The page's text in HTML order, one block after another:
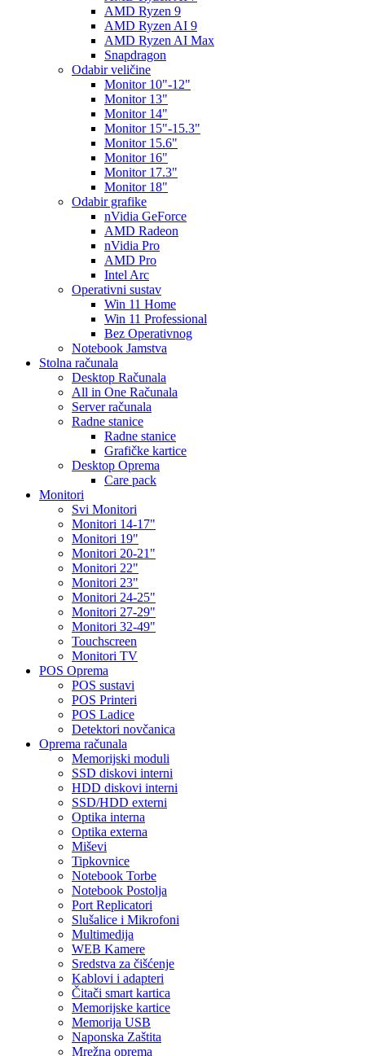
AMD Ryzen 9
AMD Ryzen AI 9
AMD Ryzen AI Max
Snapdragon
Odabir veličine
Monitor 10"-12"
Monitor 13"
Monitor 14"
Monitor 15"-15.3"
Monitor 15.6"
Monitor 16"
Monitor 17.3"
Monitor 18"
Odabir grafike
nVidia GeForce
AMD Radeon
nVidia Pro
AMD Pro
Intel Arc
Operativni sustav
Win 11 Home
Win 11 Professional
Bez Operativnog
Notebook Jamstva
Stolna računala
Desktop Računala
All in One Računala
Server računala
Radne stanice
Radne stanice
Grafičke kartice
Desktop Oprema
Care pack
Monitori
Svi Monitori
Monitori 14-17"
Monitori 19"
Monitori 20-21"
Monitori 22"
Monitori 23"
Monitori 24-25"
Monitori 27-29"
Monitori 32-49"
Touchscreen
Monitori TV
POS Oprema
POS sustavi
POS Printeri
POS Ladice
Detektori novčanica
Oprema računala
Memorijski moduli
SSD diskovi interni
HDD diskovi interni
SSD/HDD externi
Optika interna
Optika externa
Miševi
Tipkovnice
Notebook Torbe
Notebook Postolja
Port Replicatori
Slušalice i Mikrofoni
Multimedija
WEB Kamere
Sredstva za čišćenje
Kablovi i adapteri
Čitači smart kartica
Memorijske kartice
Memorija USB
Naponska Zaštita
Mrežna oprema